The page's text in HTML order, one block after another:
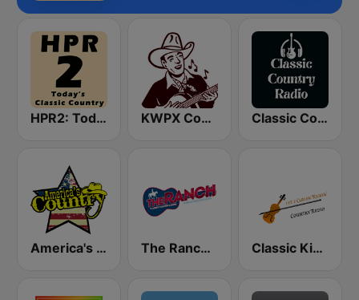
HPR2: Today's Classic Country KWPX Cowpoke Classic Country Music Classic Country Radio
America's Country The Ranch - Classic Country Classic Kickin' Country Radio